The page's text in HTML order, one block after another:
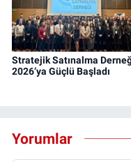
Stratejik Satınalma
2026’ya Güçlü Başladı
Yorumlar